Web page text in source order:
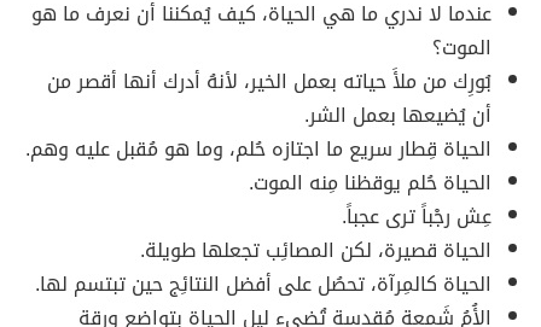
عندما لا ندري ما هي الحياة، كيف يُمكننا أن نعرف ما هو
الموت؟
بُورِك من ملأَ حياته بعمل الخير، لأنهُ أدرك أنها أقصر من
أن يُضيعها بعمل الشر.
الحياة قِطار سريع ما اجتازه حُلم، وما هو مُقبل عليه وهم.
الحياة حُلم يوقظنا مِنه الموت.
عِش رجْباً ترى عجباً.
الحياة قصيرة، لكن المصائِب تجعلها طويلة.
الحياة كالمِرآة، تحصُل على أفضل النتائِج حين تبتسم لها.
الأُمُ شَمعة مُقدسة تُضيء ليل الحياة بِتواضع ورِقة